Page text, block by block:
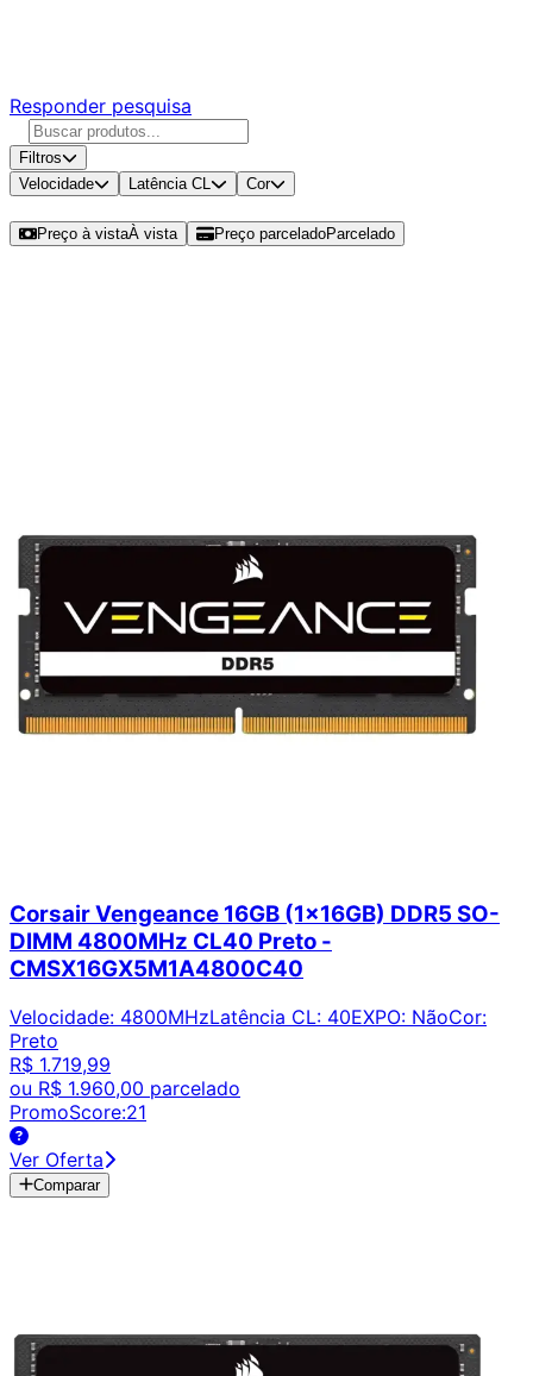
Responder pesquisa
Filtros
Velocidade
Latência CL Cor
Preço à vistaÀ vista Preço parceladoParcelado
Corsair Vengeance 16GB (1x16GB) DDR5 SO-
DIMM 4800MHz CL40 Preto -
CMSX16GX5M1A4800C40
Velocidade: 4800MHzLatência CL: 40EXPO: NãoCor:
Preto
R$ 1.719,99
ou R$ 1.960,00 parcelado
PromoScore:21
Ver Oferta
Comparar